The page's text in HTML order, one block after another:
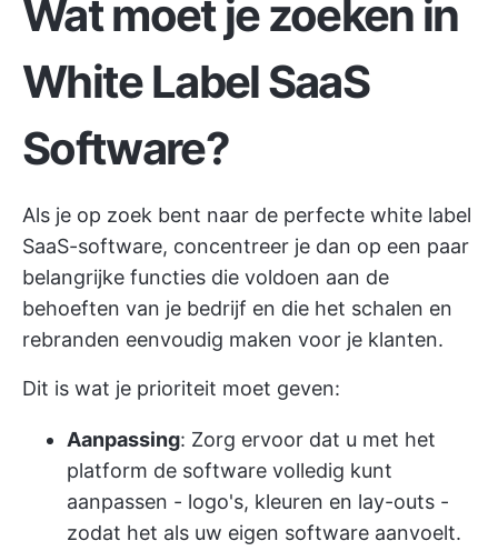
Wat moet je zoeken in
White Label SaaS
Software?
Als je op zoek bent naar de perfecte white label
SaaS-software, concentreer je dan op een paar
belangrijke functies die voldoen aan de
behoeften van je bedrijf en die het schalen en
rebranden eenvoudig maken voor je klanten.
Dit is wat je prioriteit moet geven:
Aanpassing: Zorg ervoor dat u met het
platform de software volledig kunt
aanpassen - logo's, kleuren en lay-outs -
zodat het als uw eigen software aanvoelt.